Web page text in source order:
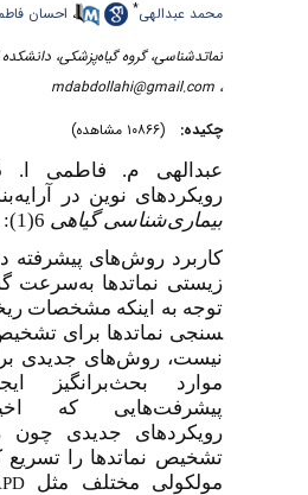
محمد عبدالهی ،احسان
نماتدشناسی، گروه گیاه‌پزشکی،
mdabdollahi@gmail.com
چکیده:
رویکردهای نوین در
بیماری‌شناسی گیاهی6(1): 11-1.
کاربرد روش‌های پیشرفته در
زیستی نماتدها به‌سرعت
سنجی نماتدها برای
نیست، روش‌های جدیدی
موارد بحث‌برانگیز
پیشرفت‌هایی که
رویکردهای جدیدی چون
تشخیص نماتدها را تسریع
مولکولی مختلف مثل